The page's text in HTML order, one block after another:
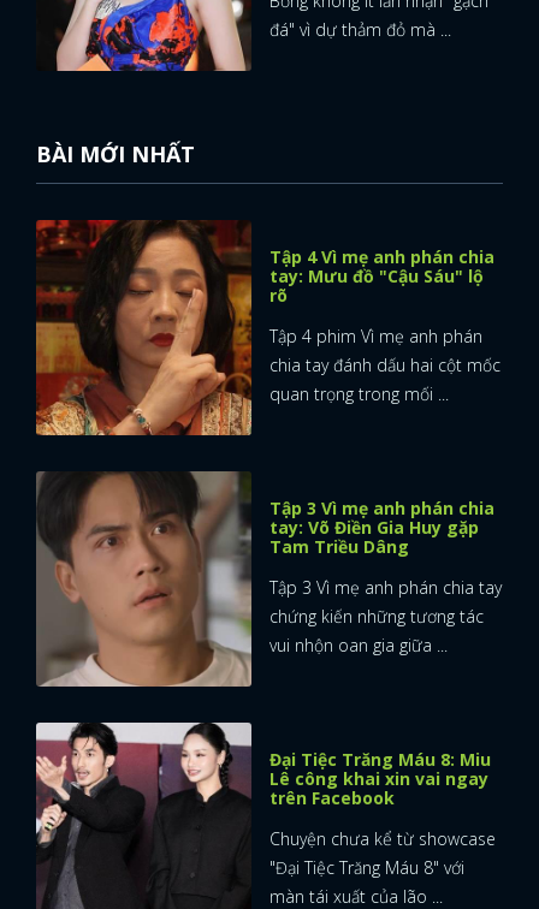
đá" vì dự thảm đỏ mà ...
BÀI MỚI NHẤT
Tập 4 Vì mẹ anh phán chia
tay: Mưu đồ "Cậu Sáu" lộ
rõ
Tập 4 phim Vì mẹ anh phán
chia tay đánh dấu hai cột mốc
quan trọng trong mối ...
Tập 3 Vì mẹ anh phán chia
tay: Võ Điền Gia Huy gặp
Tam Triều Dâng
Tập 3 Vì mẹ anh phán chia tay
chứng kiến những tương tác
vui nhộn oan gia giữa ...
Đại Tiệc Trăng Máu 8: Miu
Lê công khai xin vai ngay
trên Facebook
Chuyện chưa kể từ showcase
"Đại Tiệc Trăng Máu 8" với
màn tái xuất của lão ...